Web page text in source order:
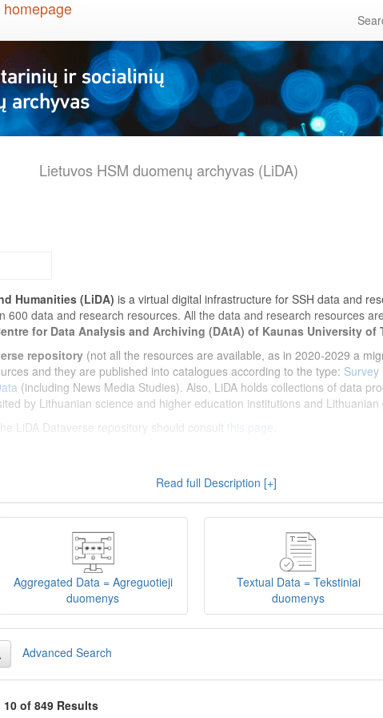
Lietuvos HSM duomenų archyvas (LiDA)
Humanities (LiDA) is a virtual digital infrastructure for SSH data and
data and research resources. All the data and research resources
for Data Analysis and Archiving (DAtA) of Kaunas University of
repository (not all the resources are available, as in 2020-2029 a
and they are published into catalogues according to the type: Survey
(including News Media Studies). Also, LiDA holds collections of data
by Lithuanian science and higher education institutions and
LiDA Dataverse repository should consult this page
yra virtuali skaitmeninė empirinių HSM
nei 600 duomenų ir tyrimų išteklių. Visi duomenų ir tyrimų ištekliai yra
universiteto Duomenų analizės ir archyvavimo (DAtA)
(kol kas ne visi ištekliai prieinami, nes 2020-2029 m. vykdomas
pagal tipą:
Interviu duomenys
tyrimus). Taip pat LiDA talpinami didelių nacionalinių projektų
socialinių ir humanitarinių mokslų duomenų rinkiniai (Kitų
su
LiDA Dataverse talpyklos naudotojo vadovu.
Read full Description [+]
Aggregated Data = Agreguotieji
duomenys
Textual Data = Tekstiniai
duomenys
Advanced Search
10 of 849 Results